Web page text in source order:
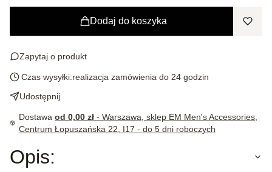
Dodaj do koszyka
Zapytaj o produkt
Czas wysyłki:realizacja zamówienia do 24 godzin
Udostępnij
Dostawa od 0,00 zł - Warszawa, sklep EM Men's Accessories,
Centrum Łopuszańska 22, I17 - do 5 dni roboczych
Opis: